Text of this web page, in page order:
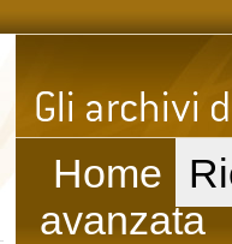
Home
avanzata